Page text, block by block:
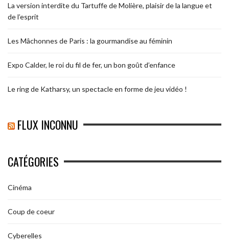
La version interdite du Tartuffe de Molière, plaisir de la langue et
de l’esprit
Les Mâchonnes de Paris : la gourmandise au féminin
Expo Calder, le roi du fil de fer, un bon goût d’enfance
Le ring de Katharsy, un spectacle en forme de jeu vidéo !
FLUX INCONNU
CATÉGORIES
Cinéma
Coup de coeur
Cyberelles